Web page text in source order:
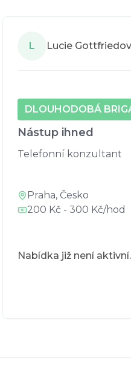
L Lucie
DLOUHODOBÁ
Nástup ihned
Telefonní konzultant
Praha, Česko
200 Kč - 300 Kč/hod
Nabídka již není aktivní.